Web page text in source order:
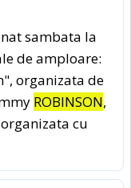
sambata la
de amploare:
organizata de
ROBINSON,
cu